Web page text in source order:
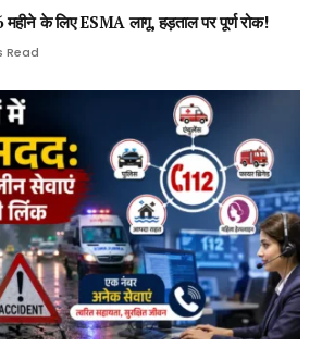
के लिए ESMA लागू, हड़ताल पर पूर्ण रोक!
Read